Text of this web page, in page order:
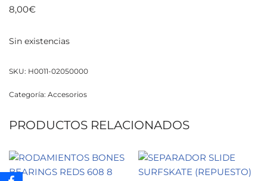
8,00€
Sin existencias
SKU: H0011-02050000
Categoría: Accesorios
PRODUCTOS RELACIONADOS